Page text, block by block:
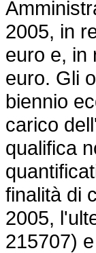
2005, in
euro e, in
euro. Gli
biennio
carico
qualifica
finalità di
2005,
215707)